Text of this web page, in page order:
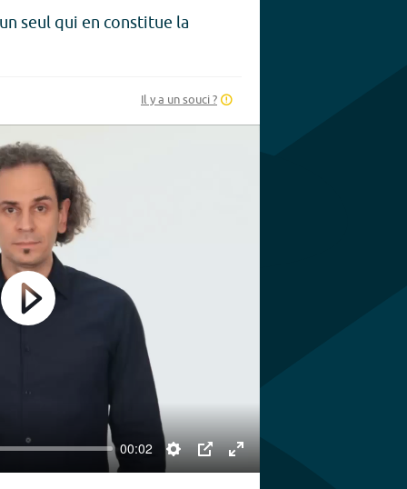
seul qui en constitue la
Il y a un souci ?
00:02
Settings
PIP Enter
Play